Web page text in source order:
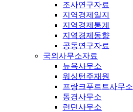
조사연구자료
지역경제일지
지역경제통계
지역경제동향
공동연구자료
국외사무소자료
뉴욕사무소
워싱턴주재원
프랑크푸르트사무소
동경사무소
런던사무소